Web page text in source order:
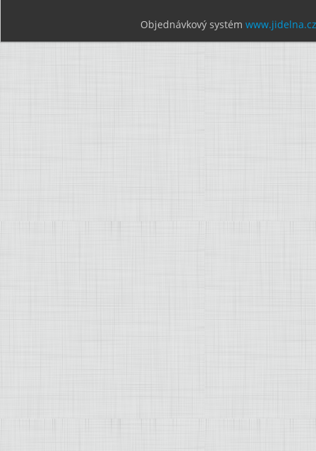
Objednávkový systém www.jidelna.cz